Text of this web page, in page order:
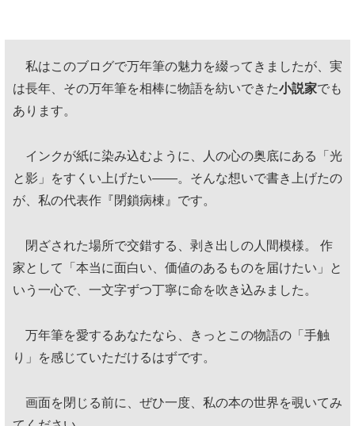
私はこのブログで万年筆の魅力を綴ってきましたが、実
は長年、その万年筆を相棒に物語を紡いできた小説家でも
あります。
インクが紙に染み込むように、人の心の奥底にある「光
と影」をすくい上げたい——。そんな想いで書き上げたの
が、私の代表作『閉鎖病棟』です。
閉ざされた場所で交錯する、剥き出しの人間模様。 作
家として「本当に面白い、価値のあるものを届けたい」と
いう一心で、一文字ずつ丁寧に命を吹き込みました。
万年筆を愛するあなたなら、きっとこの物語の「手触
り」を感じていただけるはずです。
画面を閉じる前に、ぜひ一度、私の本の世界を覗いてみ